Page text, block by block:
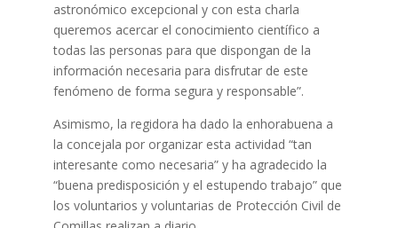
astronómico excepcional y con esta charla
queremos acercar el conocimiento científico a
todas las personas para que dispongan de la
información necesaria para disfrutar de este
fenómeno de forma segura y responsable”.
Asimismo, la regidora ha dado la enhorabuena a
la concejala por organizar esta actividad “tan
interesante como necesaria” y ha agradecido la
“buena predisposición y el estupendo trabajo” que
los voluntarios y voluntarias de Protección Civil de